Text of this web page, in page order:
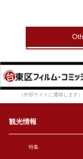
（外部サイトに遷移します）
観光情報
特集